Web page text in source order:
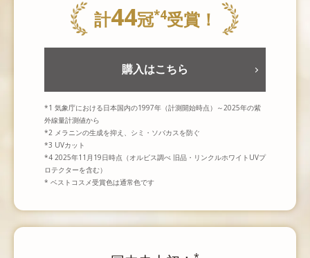
計44冠*4受賞！
購入はこちら
*1 気象庁における日本国内の1997年（計測開始時点）～2025年の紫
外線量計測値から
*2 メラニンの生成を抑え、シミ・ソバカスを防ぐ
*3 UVカット
*4 2025年11月19日時点（オルビス調べ 旧品・リンクルホワイトUVプ
ロテクターを含む）
* ベストコスメ受賞色は通常色です